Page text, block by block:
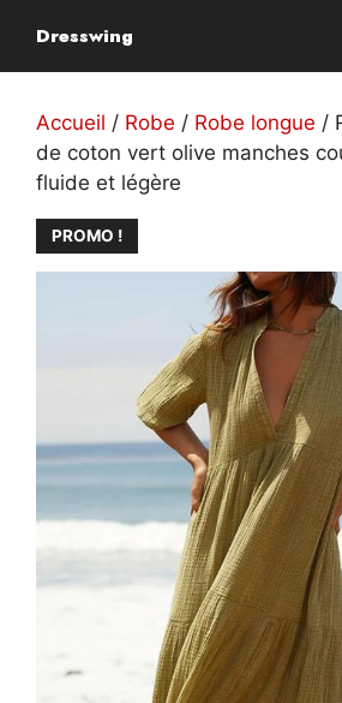
contenu
Dresswing
Accueil / Robe / Robe longue /
de coton vert olive manches
fluide et légère
PROMO !